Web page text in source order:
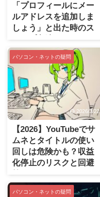
「プロフィールにメー
ルアドレスを追加しま
しょう」と出た時のス
キップ方法
パソコン・ネットの疑問
2026/3/22
【2026】YouTubeでサ
ムネとタイトルの使い
回しは危険かも？収益
化停止のリスクと回避
策
パソコン・ネットの疑問